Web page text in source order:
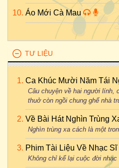
Áo Mới Cà Mau
TƯ LIỆU
Ca Khúc Mười Năm Tái
Câu chuyện về hai người lính,
thuở còn ngồi chung ghế nhà
Về Bài Hát Nghìn Trùng
Nghìn trùng xa cách là một
Phim Tài Liệu Về Nhạc Sĩ
Không chỉ kể lại cuộc đời nhạc